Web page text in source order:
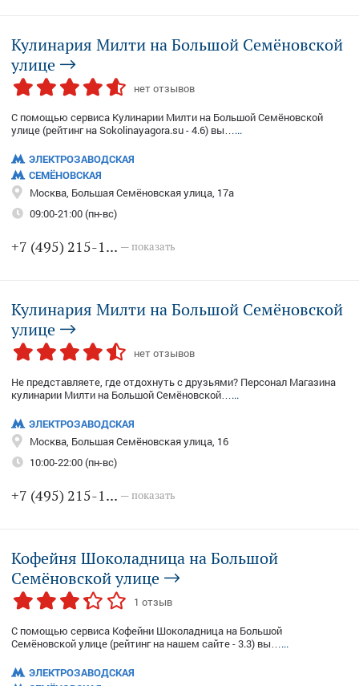
Кулинария Милти на Большой Семёновской
улице
нет отзывов
С помощью сервиса Кулинарии Милти на Большой Семёновской
улице (рейтинг на Sokolinayagora.su - 4.6) вы…...
ЭЛЕКТРОЗАВОДСКАЯ
СЕМЁНОВСКАЯ
Москва, Большая Семёновская улица, 17а
09:00-21:00 (пн-вс)
+7 (495) 215-1... — показать
Кулинария Милти на Большой Семёновской
улице
нет отзывов
Не представляете, где отдохнуть с друзьями? Персонал Магазина
кулинарии Милти на Большой Семёновской…...
ЭЛЕКТРОЗАВОДСКАЯ
Москва, Большая Семёновская улица, 16
10:00-22:00 (пн-вс)
+7 (495) 215-1... — показать
Кофейня Шоколадница на Большой
Семёновской улице
1 отзыв
С помощью сервиса Кофейни Шоколадница на Большой
Семёновской улице (рейтинг на нашем сайте - 3.3) вы…...
ЭЛЕКТРОЗАВОДСКАЯ